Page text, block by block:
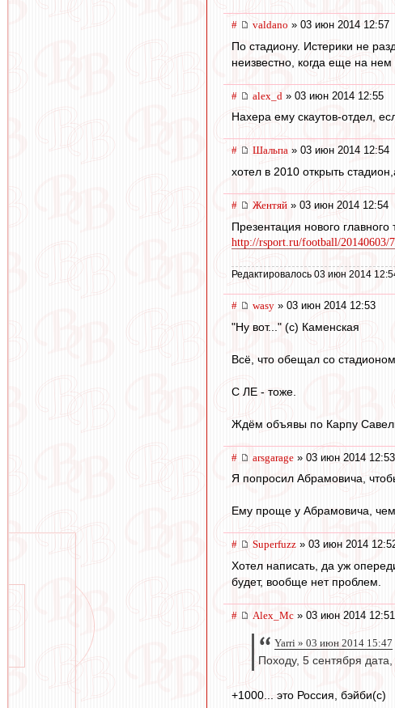
# valdano » 03 июн 2014 12:57
По стадиону. Истерики не
неизвестно, когда еще на нем
# alex_d » 03 июн 2014 12:55
Нахера ему скаутов-отдел,
# Шальпа » 03 июн 2014 12:54
хотел в 2010 открыть
# Жентяй » 03 июн 2014 12:54
Презентация нового
http://rsport.ru/football/20140603/
Редактировалось 03 июн 2014
# wasy » 03 июн 2014 12:53
"Ну вот..." (с) Каменская
Всё, что обещал со
С ЛЕ - тоже.
Ждём объявы по Карпу
# arsgarage » 03 июн 2014 12:53
Я попросил Абрамовича,
Ему проще у Абрамовича, чем
# Superfuzz » 03 июн 2014
Хотел написать, да уж
будет, вообще нет проблем.
# Alex_Mc » 03 июн 2014 12:51
Yarri » 03 июн 2014 15:47
Походу, 5 сентября
+1000... это Россия, бэйби(с)